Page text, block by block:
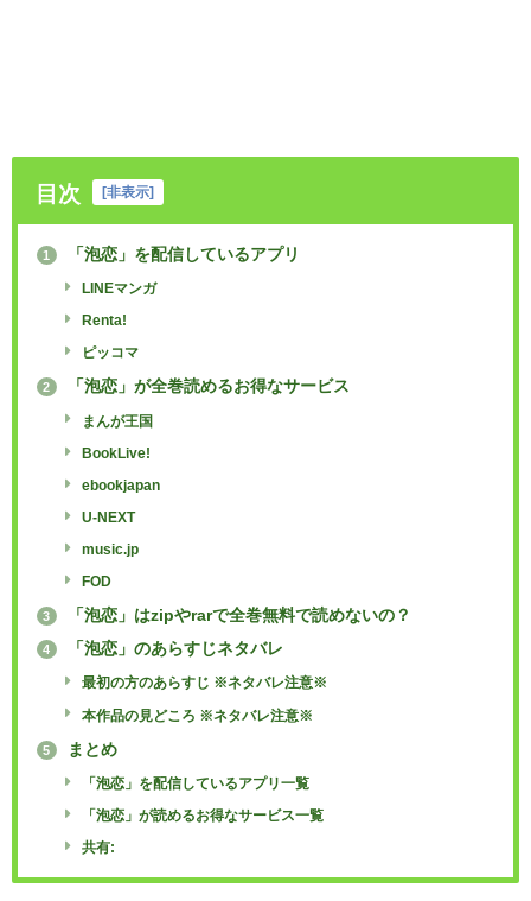
目次 [非表示]
1 「泡恋」を配信しているアプリ
LINEマンガ
Renta!
ピッコマ
2 「泡恋」が全巻読めるお得なサービス
まんが王国
BookLive!
ebookjapan
U-NEXT
music.jp
FOD
3 「泡恋」はzipやrarで全巻無料で読めないの？
4 「泡恋」のあらすじネタバレ
最初の方のあらすじ ※ネタバレ注意※
本作品の見どころ ※ネタバレ注意※
5 まとめ
「泡恋」を配信しているアプリ一覧
「泡恋」が読めるお得なサービス一覧
共有: